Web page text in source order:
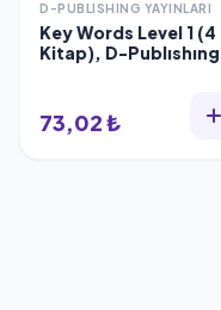
D-PUBLISHING YAYINLARI
Key Words Level 1 (4
Kitap), D-Publıshıng
73,02 ₺